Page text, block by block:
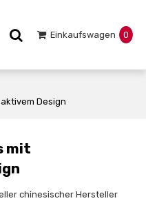
Einkaufswagen 0
Design
mit
chinesischer Hersteller